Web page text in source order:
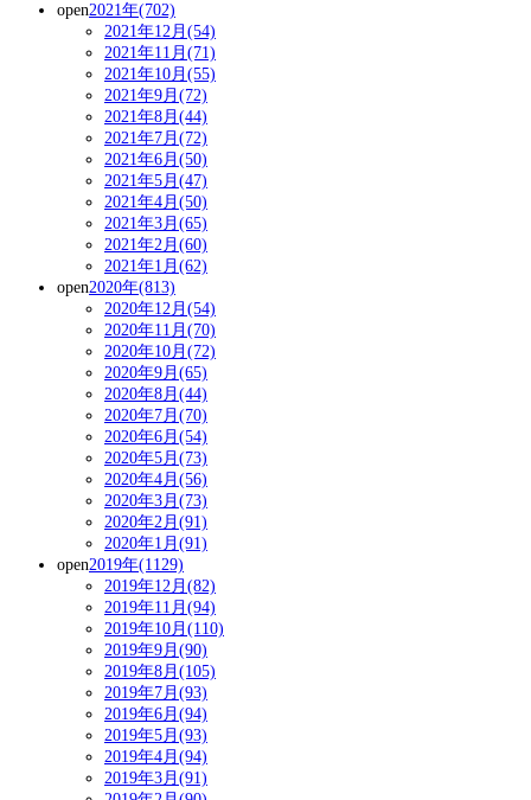
open2021年(702)
2021年12月(54)
2021年11月(71)
2021年10月(55)
2021年9月(72)
2021年8月(44)
2021年7月(72)
2021年6月(50)
2021年5月(47)
2021年4月(50)
2021年3月(65)
2021年2月(60)
2021年1月(62)
open2020年(813)
2020年12月(54)
2020年11月(70)
2020年10月(72)
2020年9月(65)
2020年8月(44)
2020年7月(70)
2020年6月(54)
2020年5月(73)
2020年4月(56)
2020年3月(73)
2020年2月(91)
2020年1月(91)
open2019年(1129)
2019年12月(82)
2019年11月(94)
2019年10月(110)
2019年9月(90)
2019年8月(105)
2019年7月(93)
2019年6月(94)
2019年5月(93)
2019年4月(94)
2019年3月(91)